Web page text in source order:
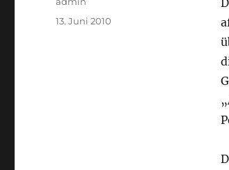
Veröffentlicht
13. Juni 2010